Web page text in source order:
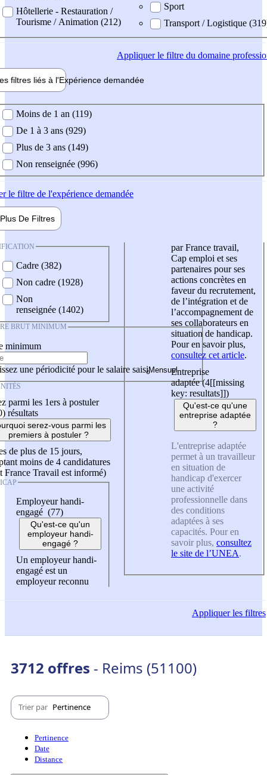
Hôtellerie - Restauration /
Tourisme / Animation (212)
Sport
Transport / Logistique
Appliquerle filtre du domaine
filtres liés à l'Expérience demandée
demandée
Moins de 1 an (119)
De 1 à 3 ans (929)
Plus de 3 ans (149)
Non renseignée (996)
le filtre de l'expérience demandée
Plus De Filtres
Cadre (382)
Non cadre (1928)
Non
renseignée (1402)
BRUT MINIMUM
minimum
une périodicité pour le salaire saisi
parmi les 1ers à postuler
résultats
serez-vous parmi les
premiers à postuler ?
de plus de 15 jours,
moins de 4 candidatures
France Travail est informé)
Employeur handi-
engagé (77)
Qu'est-ce qu'un
employeur handi-
engagé ?
Un employeur handi-
engagé est un
employeur reconnu
par France travail,
Cap emploi et ses
partenaires pour ses
actions concrètes en
faveur du recrutement,
de l’intégration et de
l’accompagnement de
ses collaborateurs en
situation de handicap.
Pour en savoir plus,
consultez cet article.
Entreprise
adaptée (4[[missing
key: resultats]])
Qu'est-ce qu'une
entreprise adaptée
?
L'entreprise adaptée
permet à un travailleur
en situation de
handicap d'exercer
une activité
professionnelle dans
des conditions
adaptées à ses
capacités. Pour en
savoir plus, consultez
le site de l’UNEA.
Appliquerles filtres
3712 offres - Reims (51100)
Trier par Pertinence
Pertinence
Date
Distance